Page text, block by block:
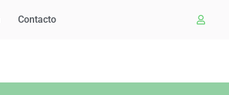
Contacto